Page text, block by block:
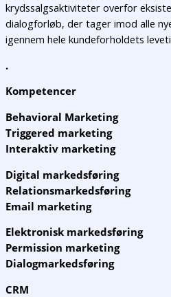
krydssalgsaktiviteter overfor
dialogforløb, der tager imod alle
igennem hele kundeforholdets
.
Kompetencer
Behavioral Marketing
Triggered marketing
Interaktiv marketing
Digital markedsføring
Relationsmarkedsføring
Email marketing
Elektronisk markedsføring
Permission marketing
Dialogmarkedsføring
CRM